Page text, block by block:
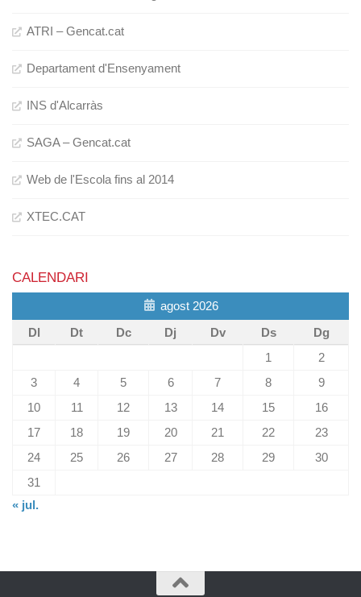
ATRI – Gencat.cat
Departament d'Ensenyament
INS d'Alcarràs
SAGA – Gencat.cat
Web de l'Escola fins al 2014
XTEC.CAT
CALENDARI
agost 2026
Dl
Dt Dc Dj Dv Ds
Dg
1
2
3
4 5 6 7 8
9
10
11 12 13 14 15
16
17
18 19 20 21 22
23
24
25 26 27 28 29
30
31
« jul.